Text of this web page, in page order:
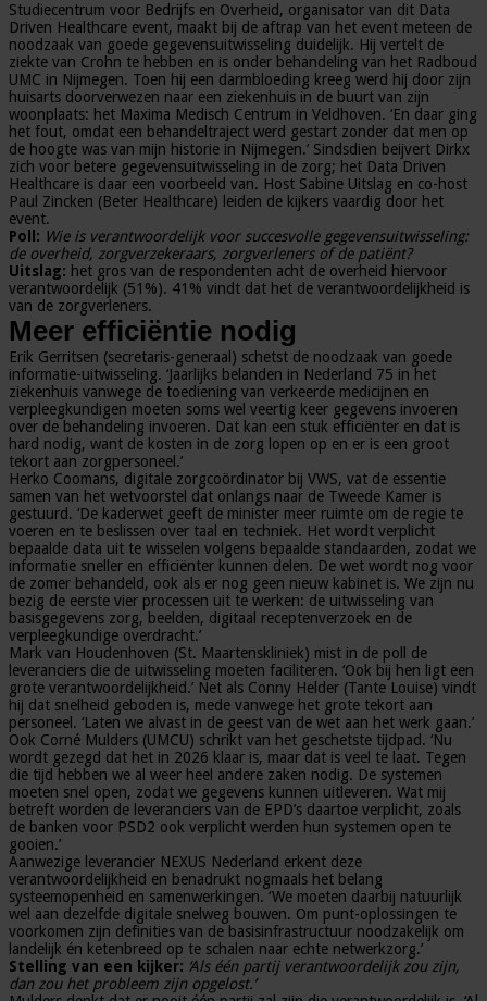
Studiecentrum voor Bedrijfs en Overheid, organisator van dit Data
Driven Healthcare event, maakt bij de aftrap van het event meteen de
noodzaak van goede gegevensuitwisseling duidelijk. Hij vertelt de
ziekte van Crohn te hebben en is onder behandeling van het Radboud
UMC in Nijmegen. Toen hij een darmbloeding kreeg werd hij door zijn
huisarts doorverwezen naar een ziekenhuis in de buurt van zijn
woonplaats: het Maxima Medisch Centrum in Veldhoven. ‘En daar ging
het fout, omdat een behandeltraject werd gestart zonder dat men op
de hoogte was van mijn historie in Nijmegen.’ Sindsdien beijvert Dirkx
zich voor betere gegevensuitwisseling in de zorg; het Data Driven
Healthcare is daar een voorbeeld van. Host Sabine Uitslag en co-host
Paul Zincken (Beter Healthcare) leiden de kijkers vaardig door het
event.
Poll: Wie is verantwoordelijk voor succesvolle gegevensuitwisseling:
de overheid, zorgverzekeraars, zorgverleners of de patiënt?
Uitslag: het gros van de respondenten acht de overheid hiervoor
verantwoordelijk (51%). 41% vindt dat het de verantwoordelijkheid is
van de zorgverleners.
Meer efficiëntie nodig
Erik Gerritsen (secretaris-generaal) schetst de noodzaak van goede
informatie-uitwisseling. ‘Jaarlijks belanden in Nederland 75 in het
ziekenhuis vanwege de toediening van verkeerde medicijnen en
verpleegkundigen moeten soms wel veertig keer gegevens invoeren
over de behandeling invoeren. Dat kan een stuk efficiënter en dat is
hard nodig, want de kosten in de zorg lopen op en er is een groot
tekort aan zorgpersoneel.’
Herko Coomans, digitale zorgcoördinator bij VWS, vat de essentie
samen van het wetvoorstel dat onlangs naar de Tweede Kamer is
gestuurd. ‘De kaderwet geeft de minister meer ruimte om de regie te
voeren en te beslissen over taal en techniek. Het wordt verplicht
bepaalde data uit te wisselen volgens bepaalde standaarden, zodat we
informatie sneller en efficiënter kunnen delen. De wet wordt nog voor
de zomer behandeld, ook als er nog geen nieuw kabinet is. We zijn nu
bezig de eerste vier processen uit te werken: de uitwisseling van
basisgegevens zorg, beelden, digitaal receptenverzoek en de
verpleegkundige overdracht.’
Mark van Houdenhoven (St. Maartenskliniek) mist in de poll de
leveranciers die de uitwisseling moeten faciliteren. ‘Ook bij hen ligt een
grote verantwoordelijkheid.’ Net als Conny Helder (Tante Louise) vindt
hij dat snelheid geboden is, mede vanwege het grote tekort aan
personeel. ‘Laten we alvast in de geest van de wet aan het werk gaan.’
Ook Corné Mulders (UMCU) schrikt van het geschetste tijdpad. ‘Nu
wordt gezegd dat het in 2026 klaar is, maar dat is veel te laat. Tegen
die tijd hebben we al weer heel andere zaken nodig. De systemen
moeten snel open, zodat we gegevens kunnen uitleveren. Wat mij
betreft worden de leveranciers van de EPD’s daartoe verplicht, zoals
de banken voor PSD2 ook verplicht werden hun systemen open te
gooien.’
Aanwezige leverancier NEXUS Nederland erkent deze
verantwoordelijkheid en benadrukt nogmaals het belang
systeemopenheid en samenwerkingen. ‘We moeten daarbij natuurlijk
wel aan dezelfde digitale snelweg bouwen. Om punt-oplossingen te
voorkomen zijn definities van de basisinfrastructuur noodzakelijk om
landelijk én ketenbreed op te schalen naar echte netwerkzorg.’
Stelling van een kijker: ‘Als één partij verantwoordelijk zou zijn,
dan zou het probleem zijn opgelost.’